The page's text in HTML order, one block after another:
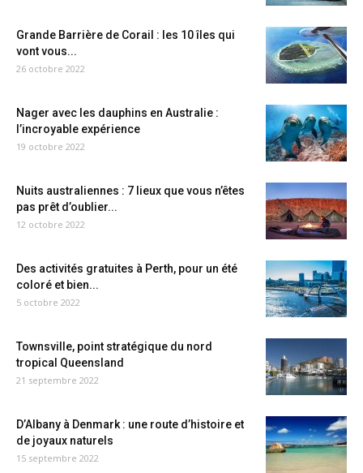
Grande Barrière de Corail : les 10 îles qui
vont vous...
26 octobre 2022
Nager avec les dauphins en Australie :
l’incroyable expérience
19 octobre 2022
Nuits australiennes : 7 lieux que vous n’êtes
pas prêt d’oublier...
12 octobre 2022
Des activités gratuites à Perth, pour un été
coloré et bien...
5 octobre 2022
Townsville, point stratégique du nord
tropical Queensland
21 septembre 2022
D’Albany à Denmark : une route d’histoire et
de joyaux naturels
15 septembre 2022